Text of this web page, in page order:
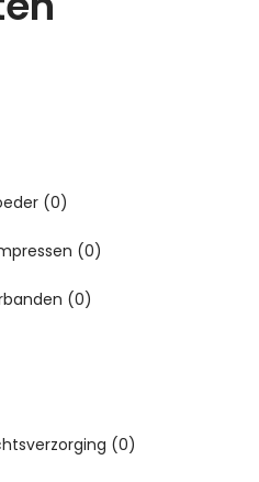
(0)
(0)
(0)
(0)